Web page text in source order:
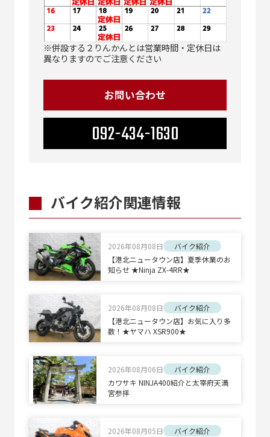
※併設する２りんかんとは営業時間・定休日は
異なりますのでご注意ください
お問い合わせ
092-434-1630
バイク紹介関連情報
2026年08月08日
バイク紹介
【港北ニュータウン店】夏季休業のお
知らせ ★Ninja ZX-4RR★
2026年08月08日
バイク紹介
【港北ニュータウン店】お気に入り多
数！★ヤマハ XSR900★
2026年08月06日
バイク紹介
カワサキ NINJA400紹介と太宰府天満
宮参拝
2026年08月05日
バイク紹介